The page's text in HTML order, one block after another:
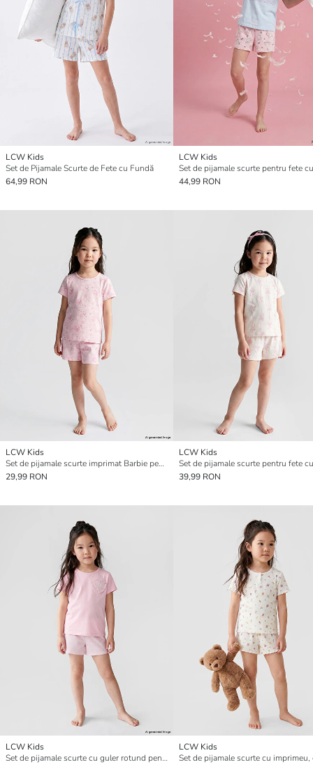
LCW Kids
Set de Pijamale Scurte de Fete cu Fundă
64,99 RON
LCW Kids
44,99 RON
LCW Kids
Set de pijamale scurte imprimat Barbie pentru fete
29,99 RON
LCW Kids
39,99 RON
LCW Kids
Set de pijamale scurte cu guler rotund pentru fete
LCW Kids